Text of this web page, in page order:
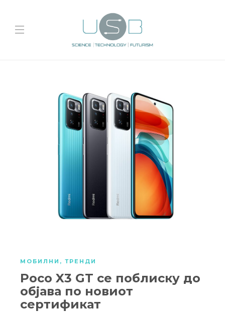
МОБИЛНИ , ТРЕНДИ
Poco X3 GT се поблиску до
објава по новиот
сертификат